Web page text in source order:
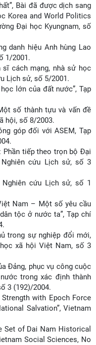
Bài đã được dịch sang
Korea and World Politics
Đại học Kyungnam, số
danh hiệu Anh hùng Lao
1/2001.
sĩ cách mạng, nhà sử học
Lịch sử, số 5/2001.
lớn của đất nước”, Tạp
số thành tựu và vấn đề
hội, số 8/2003.
góp đối với ASEM, Tạp
Phần tiếp theo trọn bộ Đại
cứu Lịch sử, số 3
Nghiên cứu Lịch sử, số 1
Nam – Một số yêu cầu
tộc ở nước ta”, Tạp chí
trong sự nghiệp đổi mới,
xã hội Việt Nam, số 3
Đảng, phục vụ công cuộc
trong xác định thành
3 (192)/2004.
with Epoch Force
Salvation”, Vietnam
Set of Dai Nam Historical
Social Sciences, No